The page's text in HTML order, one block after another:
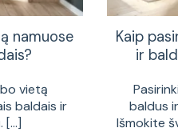
namuose
vietą
baldais ir
[...]
Kaip
ir
baldus
Išmokite